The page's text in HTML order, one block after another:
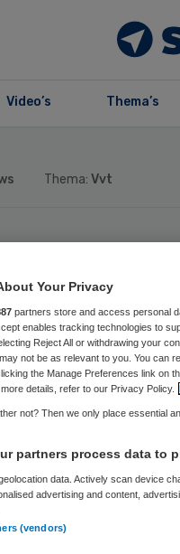
Video’s Thema’s
Thema:Vvt
na
Your Privacy
partners store and access personal
enables tracking technologies to
Reject All or withdrawing your
not be as relevant to you. You can
the Manage Preferences link on
details, refer to our Privacy Policy.
not? Then we only place essential
partners process data to
data. Actively scan device
advertising and content,
(vendors)